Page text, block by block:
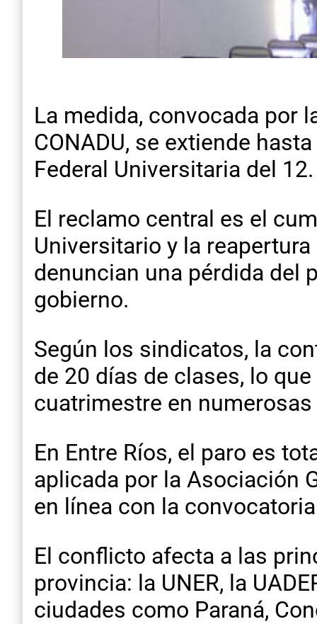
La medida, convocada por
CONADU, se extiende
Federal Universitaria del 12.
El reclamo central es el
Universitario y la
denuncian una pérdida del
gobierno.
Según los sindicatos, la
de 20 días de clases, lo
cuatrimestre en
En Entre Ríos, el paro es
aplicada por la Asociación
en línea con la
El conflicto afecta a las
provincia: la UNER, la
ciudades como Paraná,